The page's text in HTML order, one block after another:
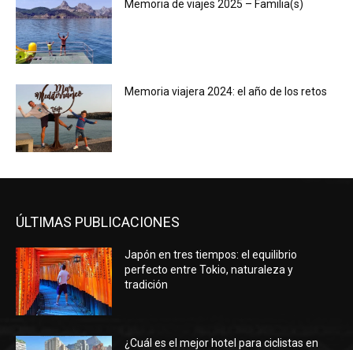
Memoria de viajes 2025 – Familia(s)
Memoria viajera 2024: el año de los retos
ÚLTIMAS PUBLICACIONES
Japón en tres tiempos: el equilibrio
perfecto entre Tokio, naturaleza y
tradición
¿Cuál es el mejor hotel para ciclistas en